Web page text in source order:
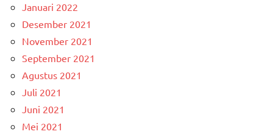
Januari 2022
Desember 2021
November 2021
September 2021
Agustus 2021
Juli 2021
Juni 2021
Mei 2021